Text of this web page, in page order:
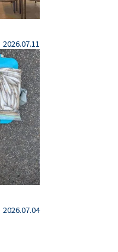
2026.07.11
2026.07.04